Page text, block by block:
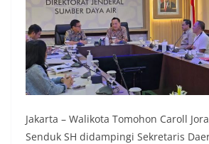
Jakarta – Walikota Tomohon Caroll
Senduk SH didampingi Sekretaris